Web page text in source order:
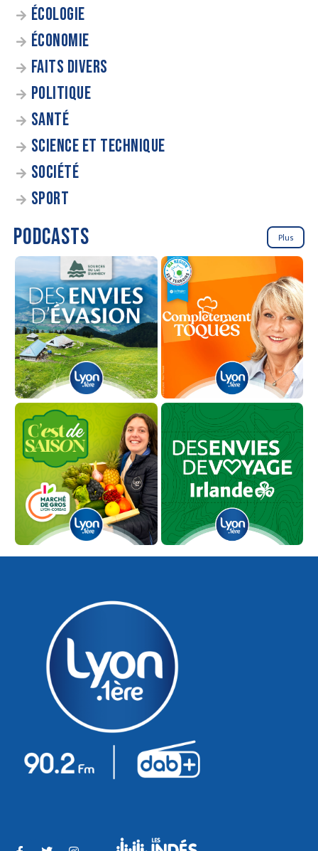
ÉCOLOGIE
ÉCONOMIE
FAITS DIVERS
POLITIQUE
SANTÉ
SCIENCE ET TECHNIQUE
SOCIÉTÉ
SPORT
PODCASTS Plus